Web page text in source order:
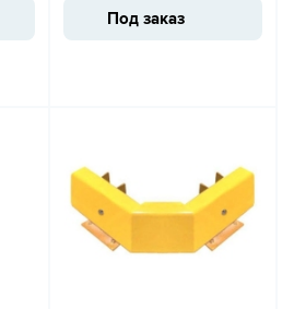
Под заказ